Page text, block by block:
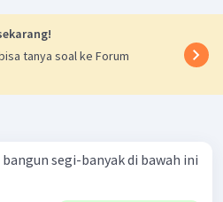
tanya soal ke Forum
segi-banyak di bawah ini